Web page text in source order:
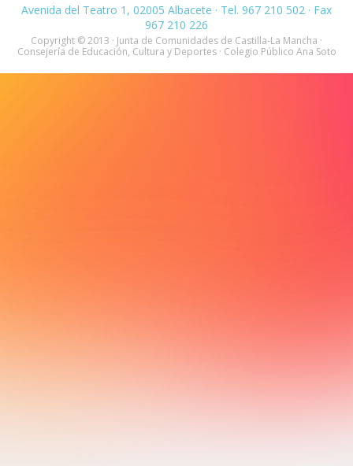
Avenida del Teatro 1, 02005 Albacete · Tel. 967 210 502 · Fax
967 210 226
Copyright © 2013 · Junta de Comunidades de Castilla-La Mancha ·
Consejería de Educación, Cultura y Deportes · Colegio Público Ana Soto